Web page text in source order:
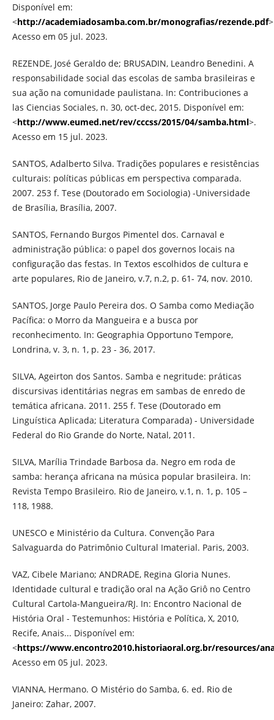
Disponível em:
<http://academiadosamba.com.br/monografias/rezende.pdf>
Acesso em 05 jul. 2023.
REZENDE, José Geraldo de; BRUSADIN, Leandro Benedini. A
responsabilidade social das escolas de samba brasileiras e
sua ação na comunidade paulistana. In: Contribuciones a
las Ciencias Sociales, n. 30, oct-dec, 2015. Disponível em:
<http://www.eumed.net/rev/cccss/2015/04/samba.html>.
Acesso em 15 jul. 2023.
SANTOS, Adalberto Silva. Tradições populares e resistências
culturais: políticas públicas em perspectiva comparada.
2007. 253 f. Tese (Doutorado em Sociologia) -Universidade
de Brasília, Brasília, 2007.
SANTOS, Fernando Burgos Pimentel dos. Carnaval e
administração pública: o papel dos governos locais na
configuração das festas. In Textos escolhidos de cultura e
arte populares, Rio de Janeiro, v.7, n.2, p. 61- 74, nov. 2010.
SANTOS, Jorge Paulo Pereira dos. O Samba como Mediação
Pacífica: o Morro da Mangueira e a busca por
reconhecimento. In: Geographia Opportuno Tempore,
Londrina, v. 3, n. 1, p. 23 - 36, 2017.
SILVA, Ageirton dos Santos. Samba e negritude: práticas
discursivas identitárias negras em sambas de enredo de
temática africana. 2011. 255 f. Tese (Doutorado em
Linguística Aplicada; Literatura Comparada) - Universidade
Federal do Rio Grande do Norte, Natal, 2011.
SILVA, Marília Trindade Barbosa da. Negro em roda de
samba: herança africana na música popular brasileira. In:
Revista Tempo Brasileiro. Rio de Janeiro, v.1, n. 1, p. 105 –
118, 1988.
UNESCO e Ministério da Cultura. Convenção Para
Salvaguarda do Patrimônio Cultural Imaterial. Paris, 2003.
VAZ, Cibele Mariano; ANDRADE, Regina Gloria Nunes.
Identidade cultural e tradição oral na Ação Griô no Centro
Cultural Cartola-Mangueira/RJ. In: Encontro Nacional de
História Oral - Testemunhos: História e Política, X, 2010,
Recife, Anais... Disponível em:
<https://www.encontro2010.historiaoral.org.br/resources/
Acesso em 05 jul. 2023.
VIANNA, Hermano. O Mistério do Samba, 6. ed. Rio de
Janeiro: Zahar, 2007.